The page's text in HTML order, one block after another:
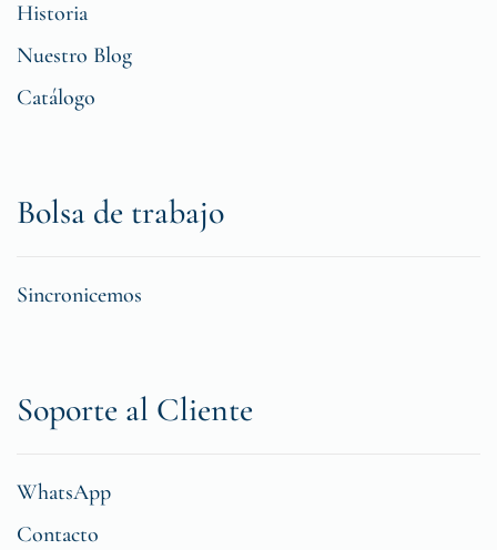
Historia
Nuestro Blog
Catálogo
Bolsa de trabajo
Sincronicemos
Soporte al Cliente
WhatsApp
Contacto